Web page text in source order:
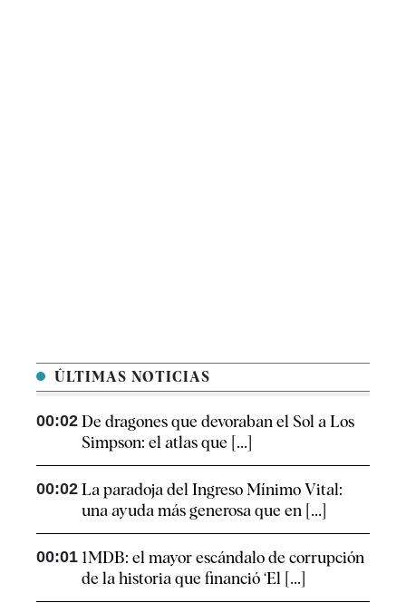
ÚLTIMAS NOTICIAS
00:02 De dragones que devoraban el Sol a Los
Simpson: el atlas que [...]
00:02 La paradoja del Ingreso Mínimo Vital:
una ayuda más generosa que en [...]
00:01 1MDB: el mayor escándalo de corrupción
de la historia que financió ‘El [...]